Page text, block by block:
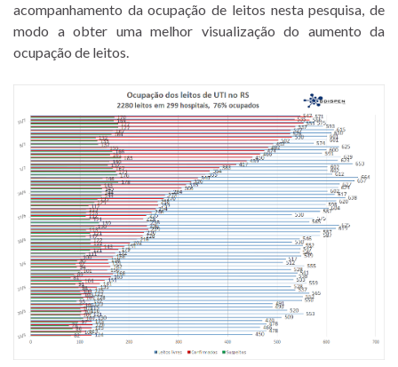
acompanhamento da ocupação de leitos nesta pesquisa, de
modo a obter uma melhor visualização do aumento da
ocupação de leitos.